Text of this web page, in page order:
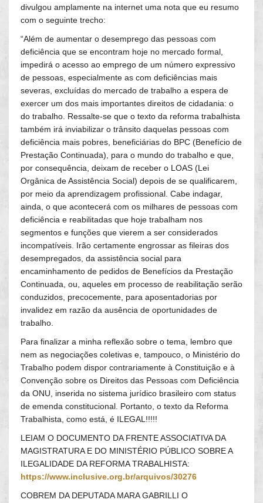
divulgou amplamente na internet uma nota que eu resumo
com o seguinte trecho:
“Além de aumentar o desemprego das pessoas com
deficiência que se encontram hoje no mercado formal,
impedirá o acesso ao emprego de um número expressivo
de pessoas, especialmente as com deficiências mais
severas, excluídas do mercado de trabalho a espera de
exercer um dos mais importantes direitos de cidadania: o
do trabalho. Ressalte-se que o texto da reforma trabalhista
também irá inviabilizar o trânsito daquelas pessoas com
deficiência mais pobres, beneficiárias do BPC (Benefício de
Prestação Continuada), para o mundo do trabalho e que,
por consequência, deixam de receber o LOAS (Lei
Orgânica de Assistência Social) depois de se qualificarem,
por meio da aprendizagem profissional. Cabe indagar,
ainda, o que acontecerá com os milhares de pessoas com
deficiência e reabilitadas que hoje trabalham nos
segmentos e funções que vierem a ser considerados
incompatíveis. Irão certamente engrossar as fileiras dos
desempregados, da assistência social para
encaminhamento de pedidos de Benefícios da Prestação
Continuada, ou, aqueles em processo de reabilitação serão
conduzidos, precocemente, para aposentadorias por
invalidez em razão da ausência de oportunidades de
trabalho.
Para finalizar a minha reflexão sobre o tema, lembro que
nem as negociações coletivas e, tampouco, o Ministério do
Trabalho podem dispor contrariamente à Constituição e à
Convenção sobre os Direitos das Pessoas com Deficiência
da ONU, inserida no sistema jurídico brasileiro com status
de emenda constitucional. Portanto, o texto da Reforma
Trabalhista, como está, é ILEGAL!!!!!
LEIAM O DOCUMENTO DA FRENTE ASSOCIATIVA DA
MAGISTRATURA E DO MINISTÉRIO PÚBLICO SOBRE A
ILEGALIDADE DA REFORMA TRABALHISTA:
https://www.inclusive.org.br/arquivos/30276
COBREM DA DEPUTADA MARA GABRILLI O